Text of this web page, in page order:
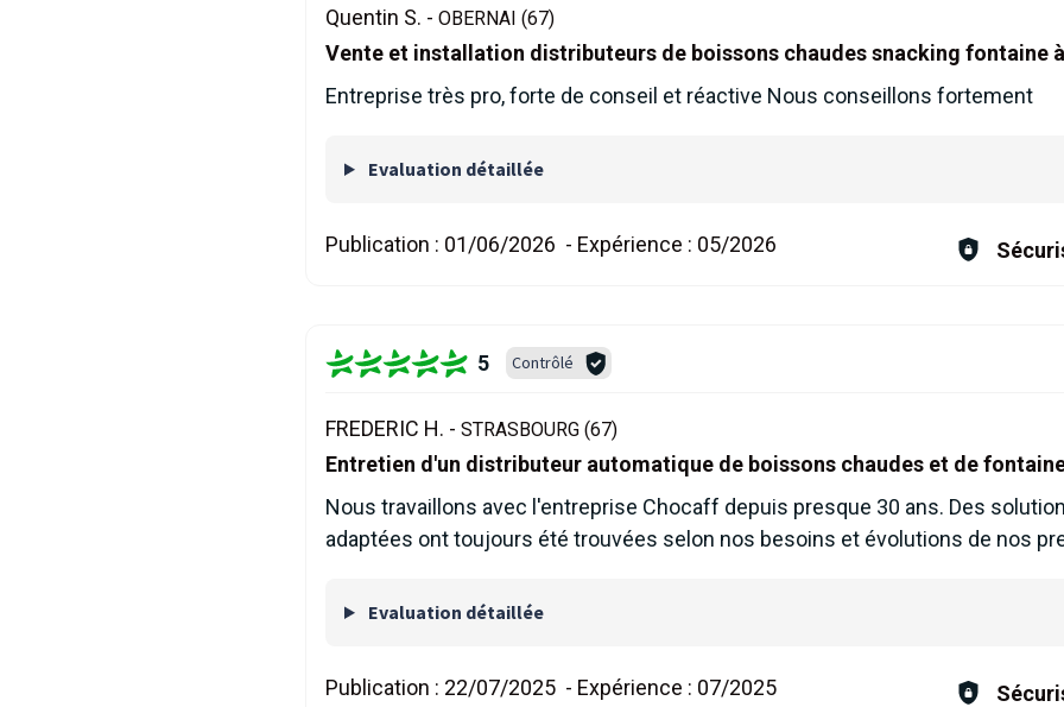
Quentin S. - OBERNAI (67)
Vente et installation distributeurs de boissons chaudes snacking fontaine
Entreprise très pro, forte de conseil et réactive Nous conseillons fortement
Evaluation détaillée
Publication : 01/06/2026 - Expérience : 05/2026
5 Contrôlé
FREDERIC H. - STRASBOURG (67)
Entretien d'un distributeur automatique de boissons chaudes et de
Nous travaillons avec l'entreprise Chocaff depuis presque 30 ans. Des
adaptées ont toujours été trouvées selon nos besoins et évolutions de nos
Evaluation détaillée
Publication : 22/07/2025 - Expérience : 07/2025